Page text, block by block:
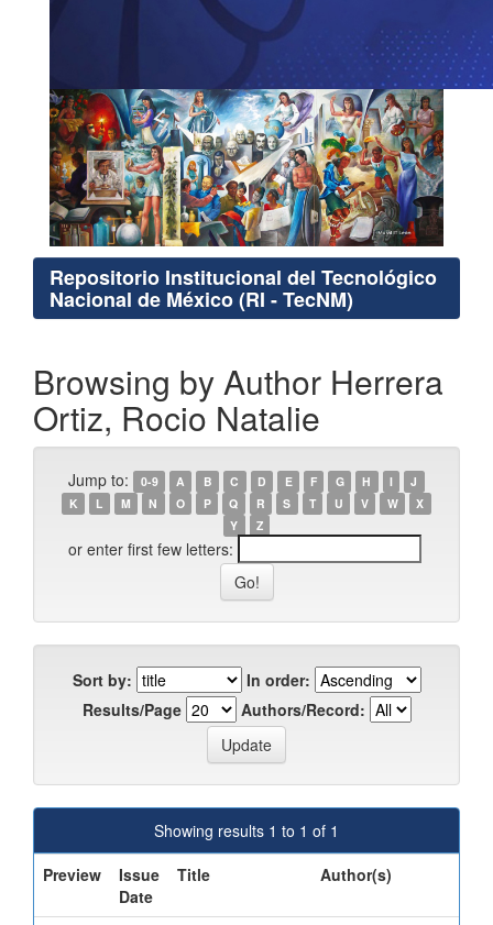
Repositorio Institucional del Tecnológico
Nacional de México (RI - TecNM)
Browsing by Author Herrera
Ortiz, Rocio Natalie
Jump to: 0-9 A B C D E F G H I
J
K
L M N O P Q R S T U V W
X
Y
Z
or enter first few letters:
Sort by:
In order:
Results/Page
Authors/Record:
Showing results 1 to 1 of 1
Preview
Issue
Date
Title Author(s)